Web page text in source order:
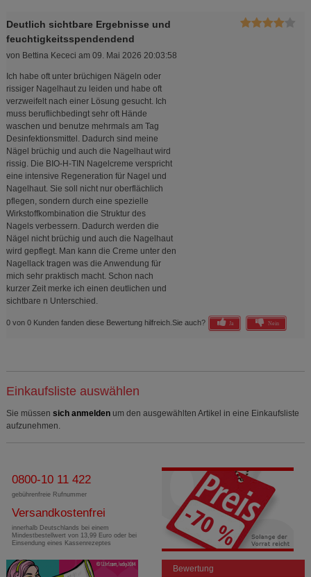
Deutlich sichtbare Ergebnisse und
feuchtigkeitsspendendend
von Bettina Kececi am 09. Mai 2026 20:03:58
Ich habe oft unter brüchigen Nägeln oder
rissiger Nagelhaut zu leiden und habe oft
verzweifelt nach einer Lösung gesucht. Ich
muss beruflichbedingt sehr oft Hände
waschen und benutze mehrmals am Tag
Desinfektionsmittel. Dadurch sind meine
Nägel brüchig und auch die Nagelhaut wird
rissig. Die BIO-H-TIN Nagelcreme verspricht
eine intensive Regeneration für Nagel und
Nagelhaut. Sie soll nicht nur oberflächlich
pflegen, sondern durch eine spezielle
Wirkstoffkombination die Struktur des
Nagels verbessern. Dadurch werden die
Nägel nicht brüchig und auch die Nagelhaut
wird gepflegt. Man kann die Creme unter den
Nagellack tragen was die Anwendung für
mich sehr praktisch macht. Schon nach
kurzer Zeit merke ich einen deutlichen und
sichtbare n Unterschied.
0 von 0 Kunden fanden diese Bewertung hilfreich. Sie auch? Ja Nein
Einkaufsliste auswählen
Sie müssen sich anmelden um den ausgewählten Artikel in eine Einkaufsliste
aufzunehmen.
0800-10 11 422
gebührenfreie Rufnummer
Versandkostenfrei
innerhalb Deutschlands bei einem
Mindestbestellwert von 13,99 Euro oder bei
Einsendung eines Kassenrezeptes
Bewertung